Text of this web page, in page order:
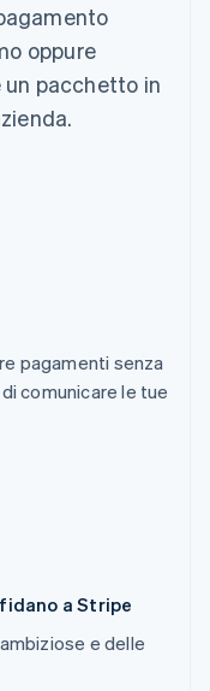
oppure
pacchetto in
pagamenti senza
comunicare le tue
a Stripe
e delle